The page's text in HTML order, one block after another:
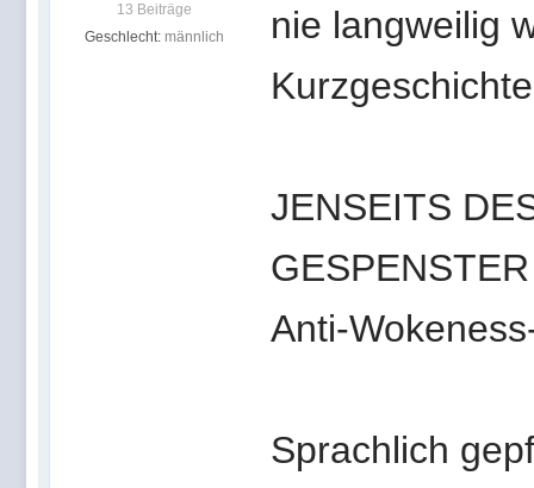
13 Beiträge
Geschlecht: männlich
nie langweilig
JENSEITS
GESPENSTER
Anti-
Sprachlich